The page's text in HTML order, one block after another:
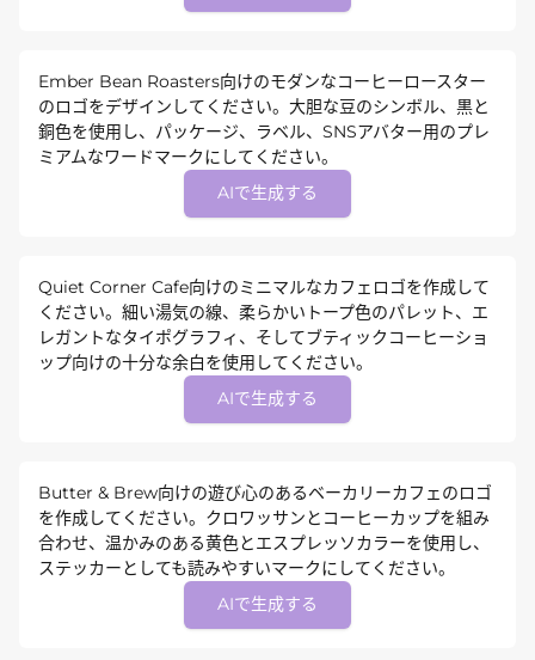
Ember Bean Roasters向けのモダンなコーヒーロースター
のロゴをデザインしてください。大胆な豆のシンボル、黒と
銅色を使用し、パッケージ、ラベル、SNSアバター用のプレ
ミアムなワードマークにしてください。
AIで生成する
Quiet Corner Cafe向けのミニマルなカフェロゴを作成して
ください。細い湯気の線、柔らかいトープ色のパレット、エ
レガントなタイポグラフィ、そしてブティックコーヒーショ
ップ向けの十分な余白を使用してください。
AIで生成する
Butter & Brew向けの遊び心のあるベーカリーカフェのロゴ
を作成してください。クロワッサンとコーヒーカップを組み
合わせ、温かみのある黄色とエスプレッソカラーを使用し、
ステッカーとしても読みやすいマークにしてください。
AIで生成する